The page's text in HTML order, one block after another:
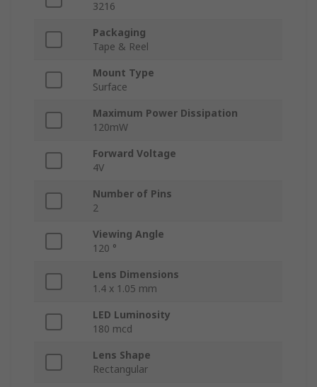
3216
Packaging
Tape & Reel
Mount Type
Surface
Maximum Power Dissipation
120mW
Forward Voltage
4V
Number of Pins
2
Viewing Angle
120 °
Lens Dimensions
1.4 x 1.05 mm
LED Luminosity
180 mcd
Lens Shape
Rectangular